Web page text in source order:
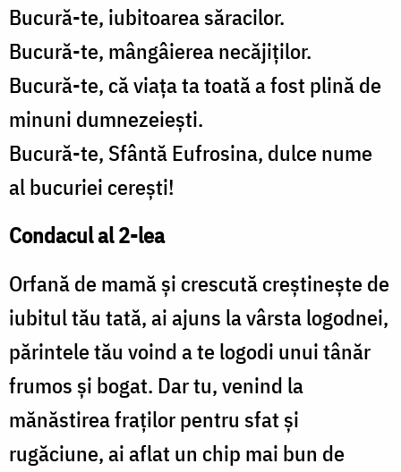
Bucură-te, iubitoarea săracilor.
Bucură-te, mângâierea necăjiților.
Bucură-te, că viața ta toată a fost plină de
minuni dumnezeiești.
Bucură-te, Sfântă Eufrosina, dulce nume
al bucuriei cerești!
Condacul al 2-lea
Orfană de mamă și crescută creștinește de
iubitul tău tată, ai ajuns la vârsta logodnei,
părintele tău voind a te logodi unui tânăr
frumos și bogat. Dar tu, venind la
mănăstirea fraților pentru sfat și
rugăciune, ai aflat un chip mai bun de